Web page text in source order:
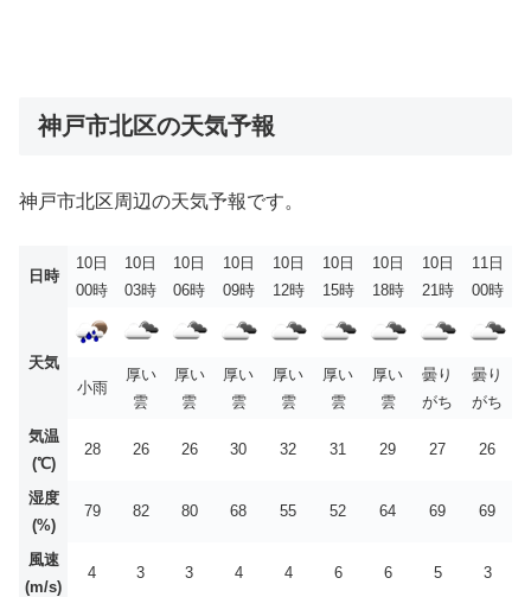
神戸市北区の天気予報
神戸市北区周辺の天気予報です。
日時
10日
00時
10日
03時
10日
06時
10日
09時
10日
12時
10日
15時
10日
18時
10日
21時
11日
00時
天気
小雨
厚い
雲
厚い
雲
厚い
雲
厚い
雲
厚い
雲
厚い
雲
曇り
がち
曇り
がち
気温
(℃)
28 26 26 30 32 31 29 27 26
湿度
(%)
79 82 80 68 55 52 64 69 69
風速
(m/s)
4 3 3 4 4 6 6 5 3